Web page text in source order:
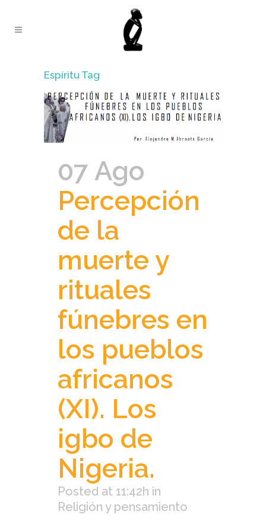
Espíritu Tag
07 Ago
Percepción
de la
muerte y
rituales
fúnebres en
los pueblos
africanos
(XI). Los
igbo de
Nigeria.
Posted at 11:42h in
Religión y pensamiento